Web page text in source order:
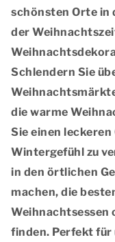
schönsten Orte in
der
Schlendern Sie
die warme
Sie einen
Wintergefühl zu
in den örtlichen
machen, die
Weihnachtsessen
finden. Perfekt für